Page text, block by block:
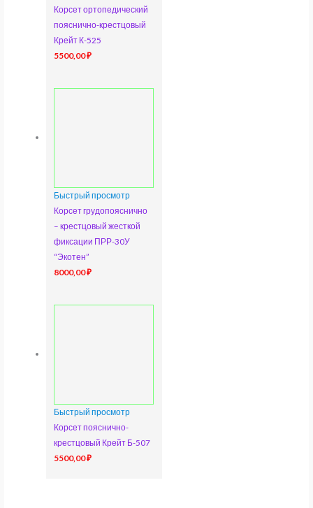
Корсет ортопедический
пояснично-крестцовый
Крейт К-525
5500,00₽
Быстрый просмотр
Корсет грудопояснично
– крестцовый жесткой
фиксации ПРР-30У
“Экотен”
8000,00₽
Быстрый просмотр
Корсет пояснично-
крестцовый Крейт Б-507
5500,00₽